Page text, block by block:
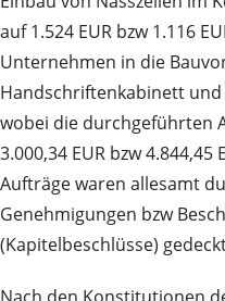
auf 1.524 EUR bzw 1.116
Unternehmen in die
Handschriftenkabinett
wobei die durchgeführten
3.000,34 EUR bzw
Aufträge waren allesamt
Genehmigungen bzw
(Kapitelbeschlüsse)